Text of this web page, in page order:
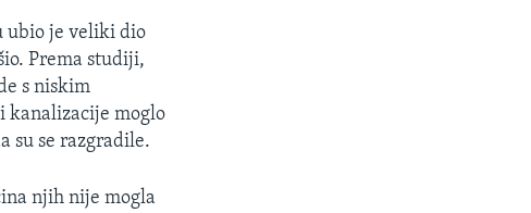
ubio je veliki dio
Prema studiji,
s niskim
kanalizacije moglo
su se razgradile.
njih nije mogla